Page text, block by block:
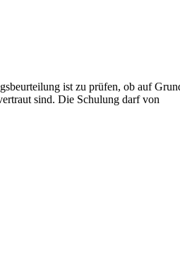
ist zu prüfen, ob auf
sind. Die Schulung darf von